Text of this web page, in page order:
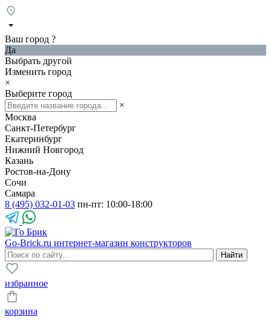
Ваш город ?
Да
Выбрать другой
Изменить город
×
Выберите город
×
Москва
Санкт-Петербург
Екатеринбург
Нижний Новгород
Казань
Ростов-на-Дону
Сочи
Самара
8 (495) 032-01-03 пн-пт: 10:00-18:00
Go-Brick.ru интернет-магазин конструкторов
избранное
корзина